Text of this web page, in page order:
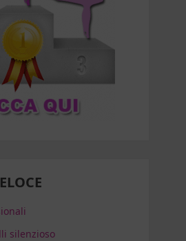
silenzioso